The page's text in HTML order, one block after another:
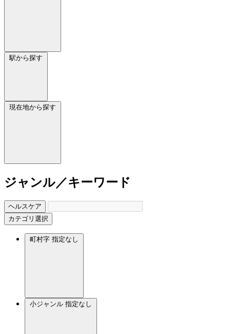
駅から探す
現在地から探す
ジャンル／キーワード
ヘルスケア
カテゴリ選択
町村字 指定なし
小ジャンル 指定なし